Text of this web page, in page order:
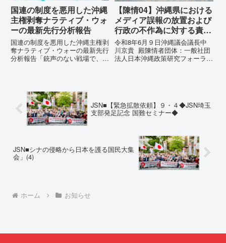
国連の制度を悪用した沖縄
主権剥奪ナラティブ・ウォ
ーの最新先行分析報告
国連の制度を悪用した沖縄主権剥
奪ナラティブ・ウォーの最新先行
分析報告「銃声のない戦場で、日
す。国連という国際的な舞台で、
巧妙な「言説（ナラティブ）」が
張...
【陳情04】沖縄県における
メディア誤報の放置および
行政の不作為に対する責任
追及と再発防止策を求める
陳情
令和8年6月９日沖縄議会議長中
川京貴 殿陳情者団体：一般社団
法人日本沖縄政策研究フォーラム
JSN■【緊急拡散依頼】９・４◆JSN埼玉
支部発足記念 国難セミナー◆
JSN■シナの侵略から日本を護る国民大集
会」(4)
ホーム お知らせ